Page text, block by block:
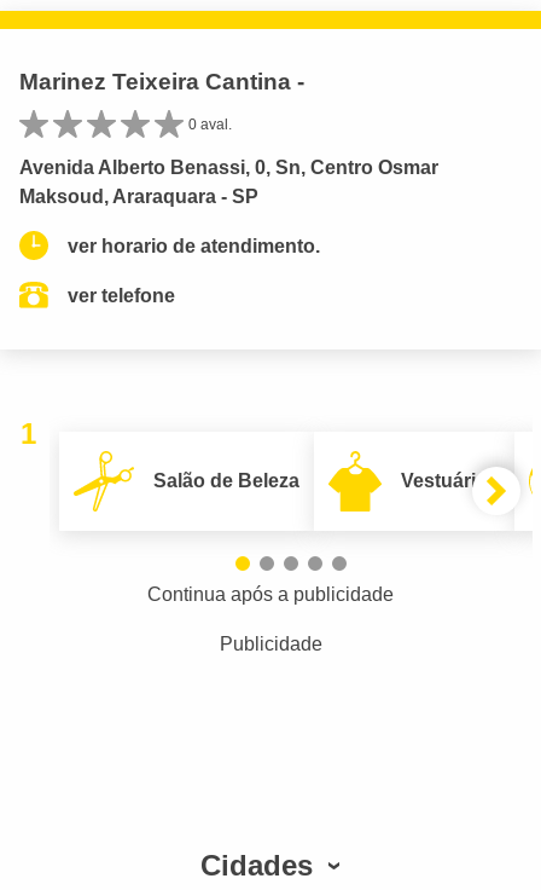
Marinez Teixeira Cantina -
0 aval.
Avenida Alberto Benassi, 0, Sn, Centro Osmar
Maksoud, Araraquara - SP
ver horario de atendimento.
ver telefone
1
Salão de Beleza Vestuário
Continua após a publicidade
Publicidade
Cidades